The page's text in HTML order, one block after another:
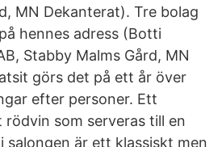
MN Dekanterat). Tre bolag
hennes adress (Botti
Stabby Malms Gård, MN
görs det på ett år över
efter personer. Ett
som serveras till en
salongen är ett klassiskt men